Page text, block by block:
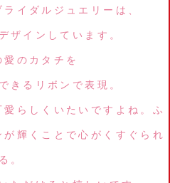
イダルジュエリーは、
ザインしています。
愛のカタチを
きるリボンで表現。
らしくいたいですよね。ふ
輝くことで心がくすぐられ
る。